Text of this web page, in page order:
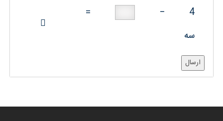
4
−
=
سه
ارسال